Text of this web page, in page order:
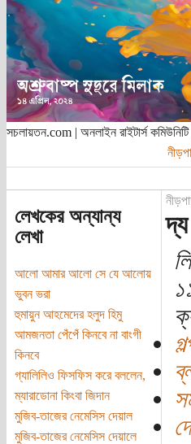
সচলায়তন.com | অনলাইন রাইটার্স
লেখকের অন্যান্য
লেখা
আলো আমার আলো সে যে আলোয়
ভুবন ভরা
হুমায়ুন আহমেদের হলুদ হিমু
আমজনতা পেঁপেঁ কিনবে না বাংগী
কিনবে
গ্যালিলিও ফিসফিস করে বললেন,
ম্যারাডোনা কিংবা জিদান
মুজিব-তাজের নেমেসিস দেয়াল
মুজিব-তাজের নেমেসিস দেয়ালে